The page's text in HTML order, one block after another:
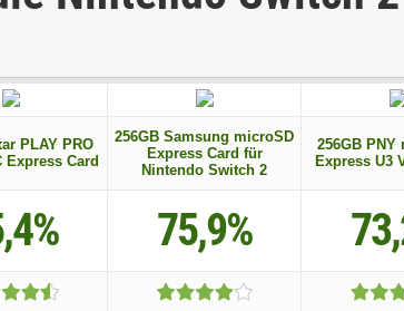
PLAY PRO
Express Card
256GB Samsung microSD
Express Card für
Nintendo Switch 2
256GB PNY
Express U3
75,9%